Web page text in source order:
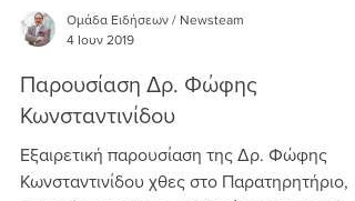
Ομάδα Ειδήσεων / Newsteam
4 Ιουν 2019
Παρουσίαση Δρ. Φώφης
Κωνσταντινίδου
Εξαιρετική παρουσίαση της Δρ. Φώφης
Κωνσταντινίδου χθες στο Παρατηρητήριο,